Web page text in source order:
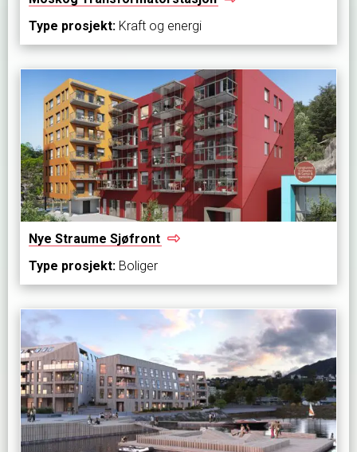
Type prosjekt: Kraft og energi
Nye Straume Sjøfront
Type prosjekt: Boliger